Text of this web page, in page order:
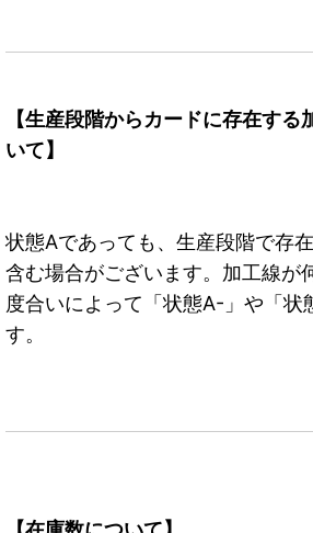
【生産段階からカードに存在す
いて】
状態Aであっても、生産段階で存
含む場合がございます。加工線が
度合いによって「状態A-」や「状
す。